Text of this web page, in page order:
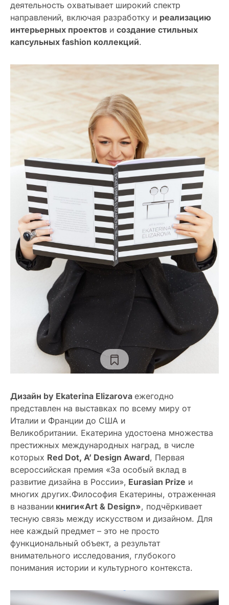
деятельность охватывает широкий спектр
направлений, включая разработку и реализацию
интерьерных проектов и создание стильных
капсульных fashion коллекций.
Дизайн by Ekaterina Elizarova ежегодно
представлен на выставках по всему миру от
Италии и Франции до США и
Великобритании. Екатерина удостоена множества
престижных международных наград, в числе
которых Red Dot, A’ Design Award, Первая
всероссийская премия «За особый вклад в
развитие дизайна в России», Eurasian Prize и
многих других.Философия Екатерины, отраженная
в названии книги«Art & Design», подчёркивает
тесную связь между искусством и дизайном. Для
нее каждый предмет – это не просто
функциональный объект, а результат
внимательного исследования, глубокого
понимания истории и культурного контекста.